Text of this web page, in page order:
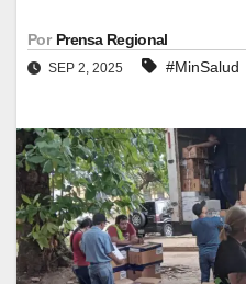
Por Prensa Regional
SEP 2, 2025 #MinSalud